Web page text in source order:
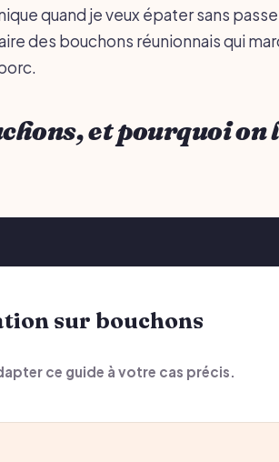
quand je veux épater sans
des bouchons réunionnais qui
et pourquoi on
ce guide à votre cas précis.